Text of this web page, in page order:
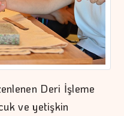
Deri İşleme
ve yetişkin